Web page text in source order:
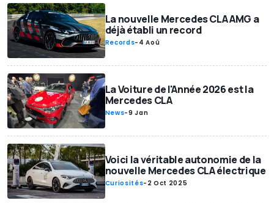
La nouvelle Mercedes CLA AMG a
déjà établi un record
Records- 4 Aoû
La Voiture de l'Année 2026 est la
Mercedes CLA
News-9 Jan
Voici la véritable autonomie de la
nouvelle Mercedes CLA électrique
Curiosités- 2 Oct 2025